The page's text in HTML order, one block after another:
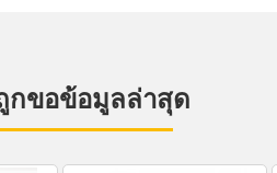
ขอข้อมูลล่าสุด